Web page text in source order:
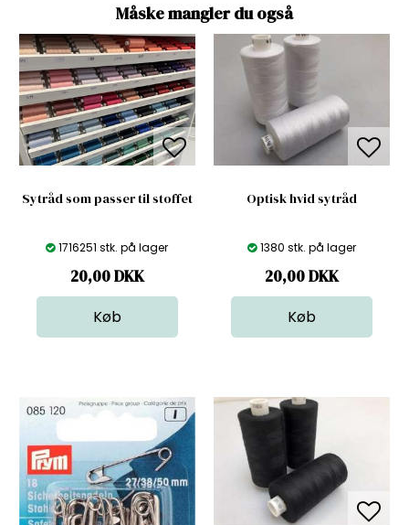
Måske mangler du også
Sytråd som passer til stoffet
1716251 stk. på lager
20,00DKK
Optisk hvid sytråd
1380 stk. på lager
20,00DKK